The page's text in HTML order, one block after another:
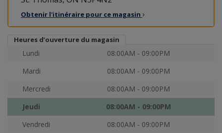
Obtenir l'itinéraire pour ce magasin
Heures d’ouverture du magasin
Lundi
08:00AM - 09:00PM
Mardi
08:00AM - 09:00PM
Mercredi
08:00AM - 09:00PM
Jeudi
08:00AM - 09:00PM
Vendredi
08:00AM - 09:00PM